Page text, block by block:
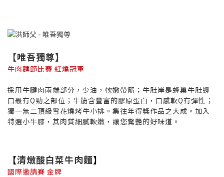
【唯吾獨尊】
牛肉麵節比賽 紅燒冠軍
採用牛腱肉兩端部分，少油，軟嫩帶筋；牛肚岸是蜂巢牛肚邊
口最有Q勁之部位；牛筋含豐富的膠原蛋白，口感軟Q有彈性；
獨一無二頂級雪花燒烤牛小排。集往年得獎作品之大成。加入
特選小牛膝，其肉質細膩軟嫩，讓您驚艷的好味道。
【清燉酸白菜牛肉麵】
國際邀請賽 金牌